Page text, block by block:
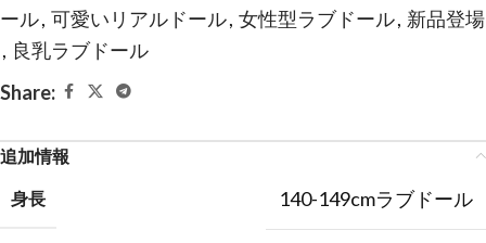
ール, 可愛いリアルドール, 女性型ラブドール, 新品登場
, 良乳ラブドール
Share:
追加情報
身長 140-149cmラブドール